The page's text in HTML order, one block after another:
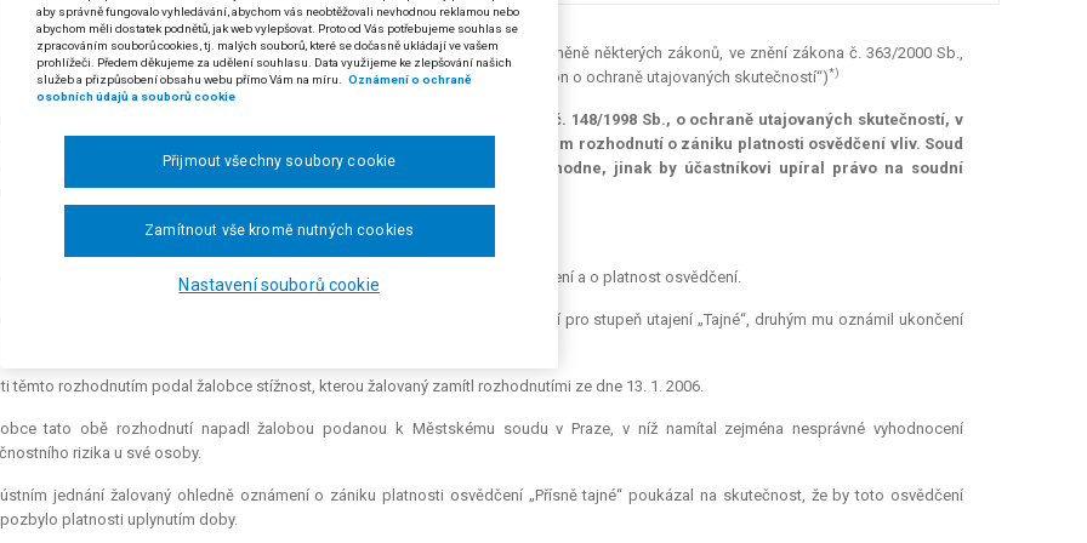
odst. 3 a 7 zákona č. 148/1998 Sb., o ochraně utajovaných skutečností a o změně některých zákonů, ve znění zákona č. 363/2000 Sb.,
Ústavního soudu č. 322/2001 Sb. a zákona č. 413/2005 Sb. (v textu též „zákon o ochraně utajovaných skutečností“)*)
že platnost osvědčení pro příslušný stupeň utajení dle zákona č. 148/1998 Sb., o ochraně utajovaných skutečností, v
soudu stejně zanikla uplynutím času, nemá na věcný přezkum rozhodnutí o zániku platnosti osvědčení vliv. Soud
i v takovém případě věcně přezkoumá a rozsudkem o něm rozhodne, jinak by účastníkovi upíral právo na soudní
takového rozhodnutí.
Městského soudu v Praze ze dne 11. 5. 2007, čj. 7 Ca 51/2006-81)
Jiří K. proti Ministerstvu obrany, Vojenskému zpravodajství, o vydání osvědčení a o platnost osvědčení.
19. 10. 2005 vydal žalovaný dvě rozhodnutí: jedním nevydal žalobci osvědčení pro stupeň utajení „Tajné“, druhým mu oznámil ukončení
osvědčení pro stupeň utajení „Přísně tajné“.
těmto rozhodnutím podal žalobce stížnost, kterou žalovaný zamítl rozhodnutími ze dne 13. 1. 2006.
tato obě rozhodnutí napadl žalobou podanou k Městskému soudu v Praze, v níž namítal zejména nesprávné vyhodnocení
rizika u své osoby.
jednání žalovaný ohledně oznámení o zániku platnosti osvědčení „Přísně tajné“ poukázal na skutečnost, že by toto osvědčení
platnosti uplynutím doby.
aby správně fungovalo vyhledávání, abychom vás neobtěžovali nevhodnou reklamou nebo
abychom měli dostatek podnětů, jak web vylepšovat. Proto od Vás potřebujeme souhlas se
zpracováním souborů cookies, tj. malých souborů, které se dočasně ukládají ve vašem
prohlížeči. Předem děkujeme za udělení souhlasu. Data využijeme ke zlepšování našich
služeb a přizpůsobení obsahu webu přímo Vám na míru.
Oznámení o ochraně
osobních údajů a souborů cookie
Nastavení souborů cookie
Zamítnout vše kromě nutných cookies
Přijmout všechny soubory cookie